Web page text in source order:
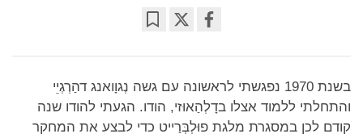
on
בשנת 1970 נפגשתי לראשונה עם גשה נְגוָואנג דהַרְגְיֵי
והתחלתי ללמוד אצלו בדָלְהַאוּזי, הודו. הגעתי להודו שנה
קודם לכן במסגרת מלגת פוּלְבְּרַייט כדי לבצע את המחקר